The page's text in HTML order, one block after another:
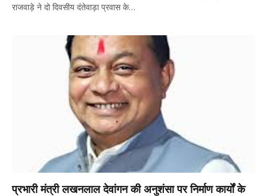
राजवाड़े ने दो दिवसीय दंतेवाड़ा प्रवास के…
प्रभारी मंत्री लखनलाल देवांगन की अनुशंसा पर निर्माण कार्यों के